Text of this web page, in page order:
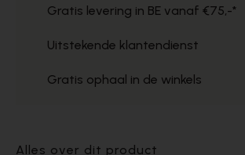
Gratis levering in BE vanaf €75,-*
Uitstekende klantendienst
Gratis ophaal in de winkels
Alles over dit product